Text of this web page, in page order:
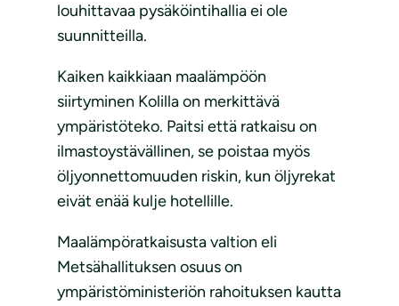
louhittavaa pysäköintihallia ei ole
suunnitteilla.
Kaiken kaikkiaan maalämpöön
siirtyminen Kolilla on merkittävä
ympäristöteko. Paitsi että ratkaisu on
ilmastoystävällinen, se poistaa myös
öljyonnettomuuden riskin, kun öljyrekat
eivät enää kulje hotellille.
Maalämpöratkaisusta valtion eli
Metsähallituksen osuus on
ympäristöministeriön rahoituksen kautta